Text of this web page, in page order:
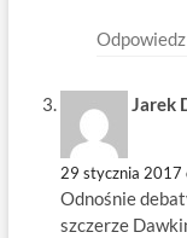
Odpowiedz
Jarek
29 stycznia 2017
Odnośnie
szczerze